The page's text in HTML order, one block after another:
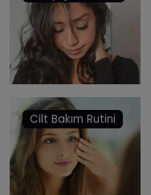
Cilt Bakım Rutini